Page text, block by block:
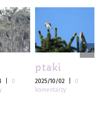
0
ptaki
2025/10/02
0
komentarzy